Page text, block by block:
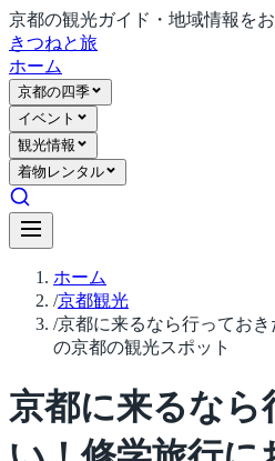
京都の観光ガイド・地域情報をお
きつねと旅
ホーム
京都の四季
イベント
観光情報
着物レンタル
ホーム
/京都観光
/京都に来るなら行ってお
の京都の観光スポット
京都に来るなら